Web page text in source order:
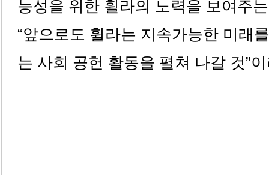
능성을 위한 휠라의 노력을 보여주
“앞으로도 휠라는 지속가능한 미래
는 사회 공헌 활동을 펼쳐 나갈 것”